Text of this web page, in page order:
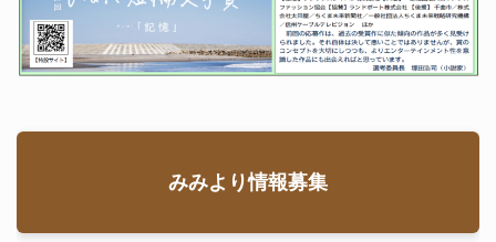
みみより情報募集